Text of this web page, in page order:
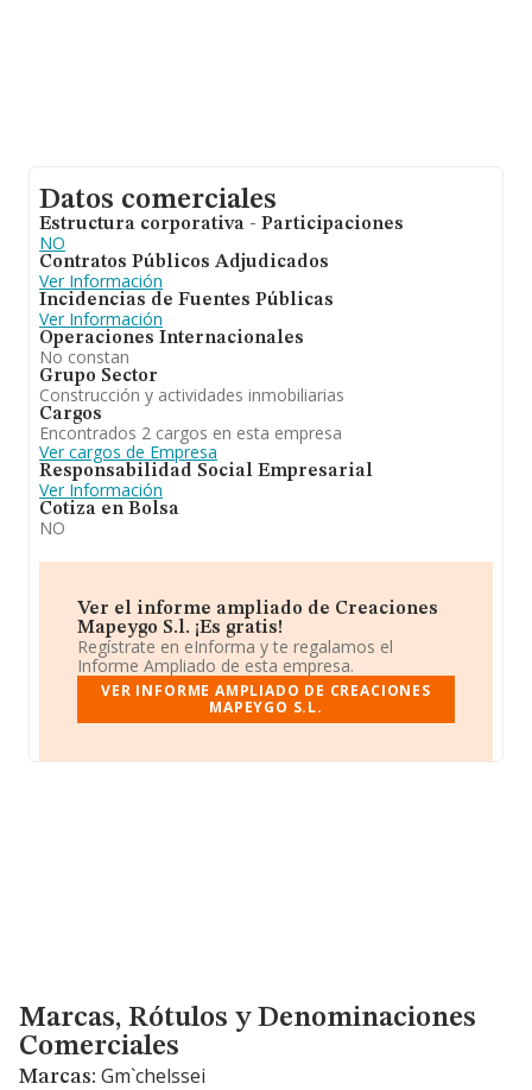
Datos comerciales
Estructura corporativa - Participaciones
NO
Contratos Públicos Adjudicados
Ver Información
Incidencias de Fuentes Públicas
Ver Información
Operaciones Internacionales
No constan
Grupo Sector
Construcción y actividades inmobiliarias
Cargos
Encontrados 2 cargos en esta empresa
Ver cargos de Empresa
Responsabilidad Social Empresarial
Ver Información
Cotiza en Bolsa
NO
Ver el informe ampliado de Creaciones
Mapeygo S.l. ¡Es gratis!
Regístrate en eInforma y te regalamos el
Informe Ampliado de esta empresa.
VER INFORME AMPLIADO DE CREACIONES
MAPEYGO S.L.
Marcas, Rótulos y Denominaciones Comerciales
Marcas, Rótulos y Denominaciones
Comerciales
Marcas: Gm`chelssei